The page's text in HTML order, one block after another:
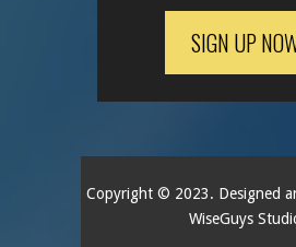
SIGN UP
Copyright © 2023. Designed
WiseGuys